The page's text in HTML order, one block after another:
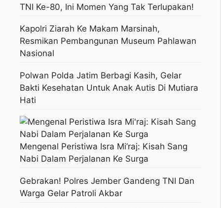
TNI Ke-80, Ini Momen Yang Tak Terlupakan!
Kapolri Ziarah Ke Makam Marsinah,
Resmikan Pembangunan Museum Pahlawan
Nasional
Polwan Polda Jatim Berbagi Kasih, Gelar
Bakti Kesehatan Untuk Anak Autis Di Mutiara
Hati
Mengenal Peristiwa Isra Mi’raj: Kisah Sang
Nabi Dalam Perjalanan Ke Surga
Gebrakan! Polres Jember Gandeng TNI Dan
Warga Gelar Patroli Akbar